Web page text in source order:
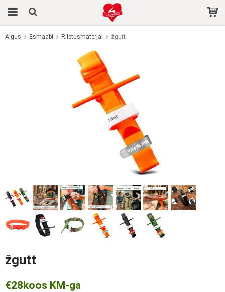
Algus Esmaabi Riietusmaterjal žgutt
žgutt
€28koos KM-ga